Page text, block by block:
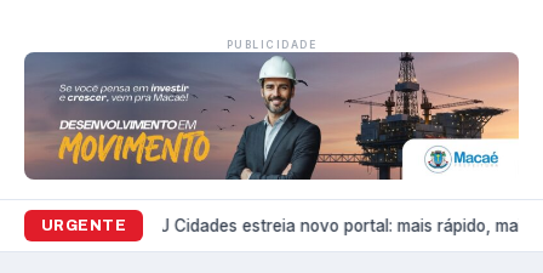
PUBLICIDADE
URGENTE
Variedades RJ Cidades estreia novo portal: mais rápido, mais